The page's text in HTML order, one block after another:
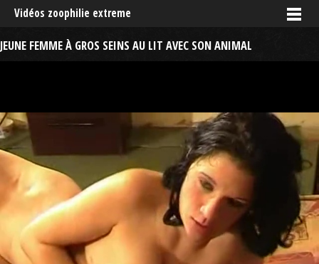
Vidéos zoophilie extreme
JEUNE FEMME À GROS SEINS AU LIT AVEC SON ANIMAL